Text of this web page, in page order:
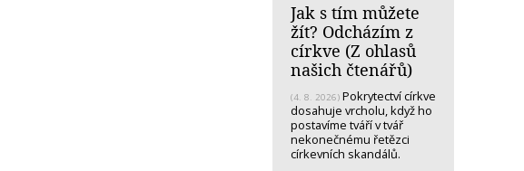
Jak s tím můžete
žít? Odcházím z
církve (Z ohlasů
našich čtenářů)
(4. 8. 2026) Pokrytectví církve
dosahuje vrcholu, když ho
postavíme tváří v tvář
nekonečnému řetězci
církevních skandálů.